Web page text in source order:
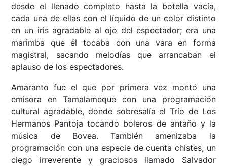
desde el llenado completo hasta la botella vacía,
cada una de ellas con el líquido de un color distinto
en un iris agradable al ojo del espectador; era una
marimba que él tocaba con una vara en forma
magistral, sacando melodías que arrancaban el
aplauso de los espectadores.
Amaranto fue el que por primera vez montó una
emisora en Tamalameque con una programación
cultural agradable, donde sobresalía el Trío de Los
Hermanos Pantoja tocando boleros de antaño y la
música de Bovea. También amenizaba la
programación con una especie de cuenta chistes, un
ciego irreverente y graciosos llamado Salvador